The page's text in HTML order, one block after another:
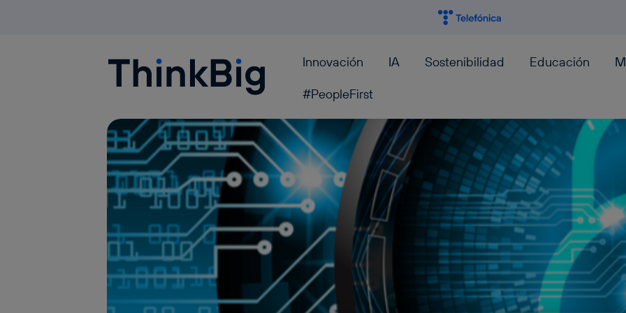
Blogthinkbig.com Innovación IA Sostenibilidad Educación
#PeopleFirst